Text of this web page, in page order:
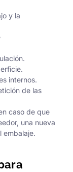
y la
internos.
de las
caso de que
una nueva
embalaje.